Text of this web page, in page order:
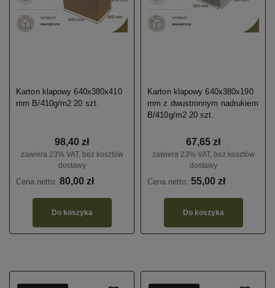
Karton klapowy 640x380x410
mm B/410g/m2 20 szt.
98,40 zł
zawiera 23% VAT, bez kosztów
dostawy
Cena netto: 80,00 zł
Do koszyka
Karton klapowy 640x380x190
mm z dwustronnym nadrukiem
B/410g/m2 20 szt.
67,65 zł
zawiera 23% VAT, bez kosztów
dostawy
Cena netto: 55,00 zł
Do koszyka